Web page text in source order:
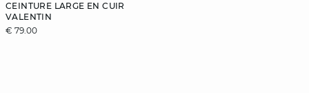
CEINTURE LARGE EN CUIR
VALENTIN
€ 79.00